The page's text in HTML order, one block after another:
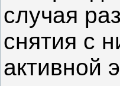
случая
снятия с
активной